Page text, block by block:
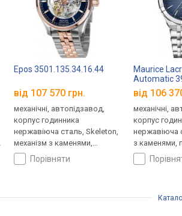
Epos 3501.135.34.16.44
від 107 570 грн.
механічні, автопідзавод,
корпус годинника
нержавіюча сталь, Skeleton,
механізм з каменями,
прозора задня кришка,
ремінець: браслет сталь, WR
порівняти
Maurice
Automatic
SS002-430-
від 106
механічні,
корпус
нержавіюча
з каменями,
кришка,
сталь, WR